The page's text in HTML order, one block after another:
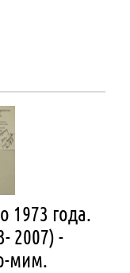
1973 года.
2007) -
мим.